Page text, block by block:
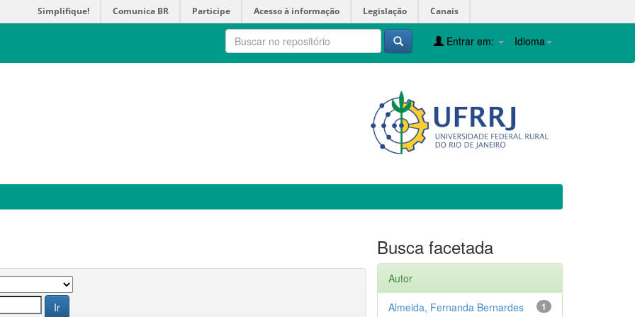
Simplifique! Comunica BR Participe Acesso à informação Legislação Canais
Idioma
Entrar em:
Busca facetada
Autor
1
Almeida, Fernanda Bernardes